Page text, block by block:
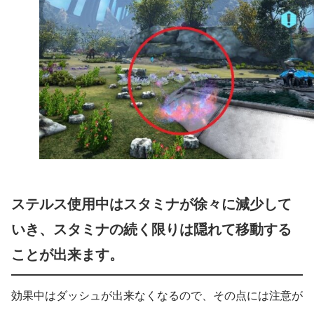
ステルス使用中はスタミナが徐々に減少して
いき、スタミナの続く限りは隠れて移動する
ことが出来ます。
効果中はダッシュが出来なくなるので、その点には注意が